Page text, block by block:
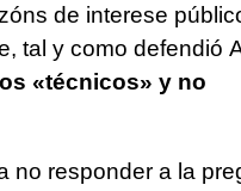
de interese
tal y como defendió
«técnicos» y no
no responder a la